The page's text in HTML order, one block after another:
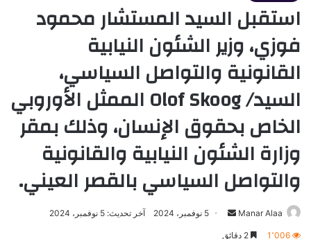
استقبل السيد المستشار محمود
فوزي، وزير الشئون النيابية
القانونية والتواصل السياسي،
السيد/ Olof Skoog الممثل الأوروبي
الخاص بحقوق الإنسان، وذلك بمقر
وزارة الشئون النيابية والقانونية
والتواصل السياسي بالقصر العيني.
Manar Alaa
أرسل 5 نوفمبر، 2024 آخر تحديث: 5 نوفمبر، 2024
1٬006